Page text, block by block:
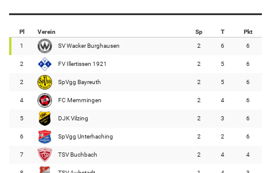
Pl Verein Sp T Pkt
1 SV Wacker Burghausen 2 6 6
2 FV Illertissen 1921 2 5 6
2 SpVgg Bayreuth 2 5 6
4 FC Memmingen 2 4 6
5 DJK Vilzing 2 3 6
6 SpVgg Unterhaching 2 2 6
7 TSV Buchbach 2 4 4